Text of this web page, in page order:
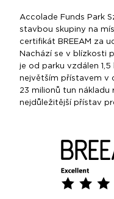
Accolade Funds Park
stavbou skupiny na
certifikát BREEAM za
Nachází se v blízkosti
je od parku vzdálen
největším přístavem v
23 milionů tun
nejdůležitější přístav